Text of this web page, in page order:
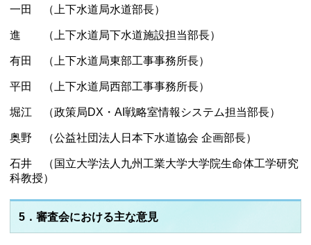
一田 （上下水道局水道部長）
進 （上下水道局下水道施設担当部長）
有田 （上下水道局東部工事事務所長）
平田 （上下水道局西部工事事務所長）
堀江 （政策局DX・AI戦略室情報システム担当部長）
奥野 （公益社団法人日本下水道協会 企画部長）
石井 （国立大学法人九州工業大学大学院生命体工学研究
科教授）
5．審査会における主な意見